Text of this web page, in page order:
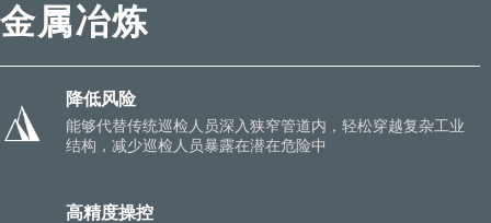
金属冶炼
降低风险
能够代替传统巡检人员深入狭窄管道内，轻松穿越复杂工业
结构，减少巡检人员暴露在潜在危险中
高精度操控